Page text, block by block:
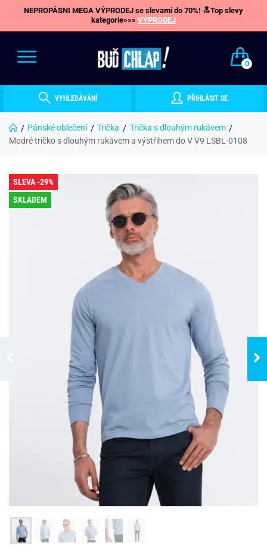
NEPROPÁSNI MEGA VÝPRODEJ se slevami do 70%! 🔝Top slevy
kategorie»»» VÝPRODEJ
0
VYHLEDÁVÁNÍ PŘIHLÁSIT SE
Pánské oblečení Trička
Trička s dlouhým rukávem
Modré tričko s dlouhým rukávem a výstřihem do V V9 LSBL-0108
SLEVA -29%
SKLADEM